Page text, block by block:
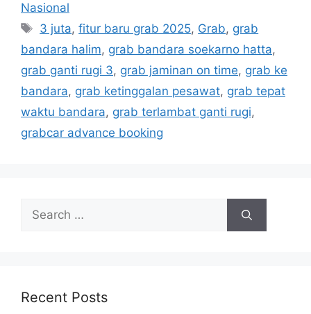
Nasional
Tags
3 juta,fitur baru grab 2025, Grab, grab
bandara halim, grab bandara soekarno hatta,
grab ganti rugi 3, grab jaminan on time, grab ke
bandara, grab ketinggalan pesawat, grab tepat
waktu bandara, grab terlambat ganti rugi,
grabcar advance booking
Search
for:
Recent Posts